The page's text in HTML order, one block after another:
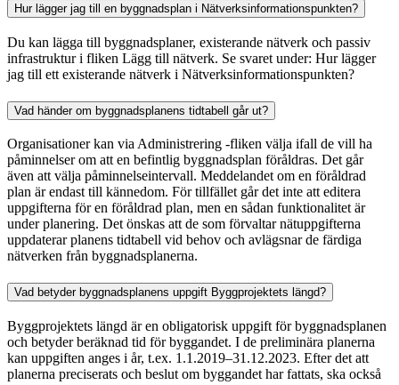
Hur lägger jag till en byggnadsplan i Nätverksinformationspunkten?
Du kan lägga till byggnadsplaner, existerande nätverk och passiv
infrastruktur i fliken Lägg till nätverk. Se svaret under: Hur lägger
jag till ett existerande nätverk i Nätverksinformationspunkten?
Vad händer om byggnadsplanens tidtabell går ut?
Organisationer kan via Administrering -fliken välja ifall de vill ha
påminnelser om att en befintlig byggnadsplan föråldras. Det går
även att välja påminnelseintervall. Meddelandet om en föråldrad
plan är endast till kännedom. För tillfället går det inte att editera
uppgifterna för en föråldrad plan, men en sådan funktionalitet är
under planering. Det önskas att de som förvaltar nätuppgifterna
uppdaterar planens tidtabell vid behov och avlägsnar de färdiga
nätverken från byggnadsplanerna.
Vad betyder byggnadsplanens uppgift Byggprojektets längd?
Byggprojektets längd är en obligatorisk uppgift för byggnadsplanen
och betyder beräknad tid för byggandet. I de preliminära planerna
kan uppgiften anges i år, t.ex. 1.1.2019–31.12.2023. Efter det att
planerna preciserats och beslut om byggandet har fattats, ska också